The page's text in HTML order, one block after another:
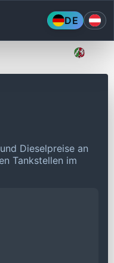
DE
Dieselpreise an
Tankstellen im